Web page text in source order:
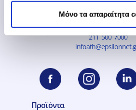
Mόνο τα απαραίτητα
211 500 7000
Προϊόντα